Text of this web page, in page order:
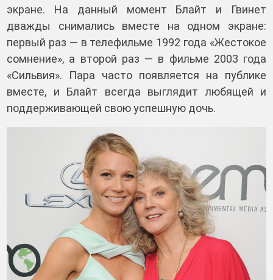
экране. На данный момент Блайт и Гвинет
дважды снимались вместе на одном экране:
первый раз — в телефильме 1992 года «Жестокое
сомнение», а второй раз — в фильме 2003 года
«Сильвия». Пара часто появляется на публике
вместе, и Блайт всегда выглядит любящей и
поддерживающей свою успешную дочь.